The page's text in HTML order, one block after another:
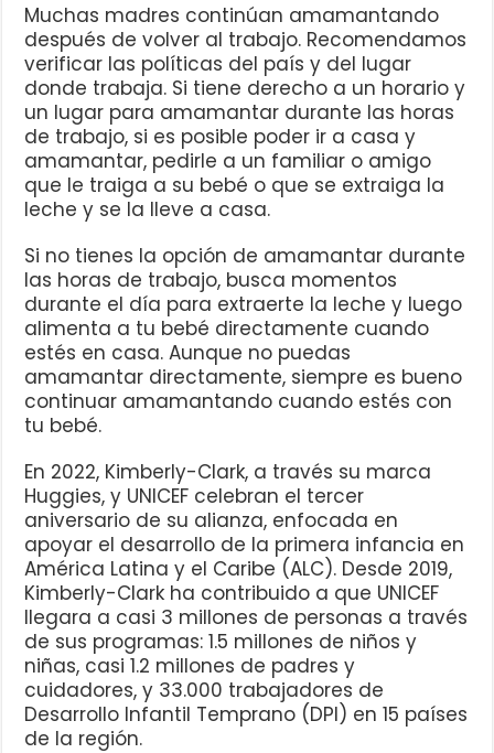
Muchas madres continúan amamantando
después de volver al trabajo. Recomendamos
verificar las políticas del país y del lugar
donde trabaja. Si tiene derecho a un horario y
un lugar para amamantar durante las horas
de trabajo, si es posible poder ir a casa y
amamantar, pedirle a un familiar o amigo
que le traiga a su bebé o que se extraiga la
leche y se la lleve a casa.
Si no tienes la opción de amamantar durante
las horas de trabajo, busca momentos
durante el día para extraerte la leche y luego
alimenta a tu bebé directamente cuando
estés en casa. Aunque no puedas
amamantar directamente, siempre es bueno
continuar amamantando cuando estés con
tu bebé.
En 2022, Kimberly-Clark, a través su marca
Huggies, y UNICEF celebran el tercer
aniversario de su alianza, enfocada en
apoyar el desarrollo de la primera infancia en
América Latina y el Caribe (ALC). Desde 2019,
Kimberly-Clark ha contribuido a que UNICEF
llegara a casi 3 millones de personas a través
de sus programas: 1.5 millones de niños y
niñas, casi 1.2 millones de padres y
cuidadores, y 33.000 trabajadores de
Desarrollo Infantil Temprano (DPI) en 15 países
de la región.